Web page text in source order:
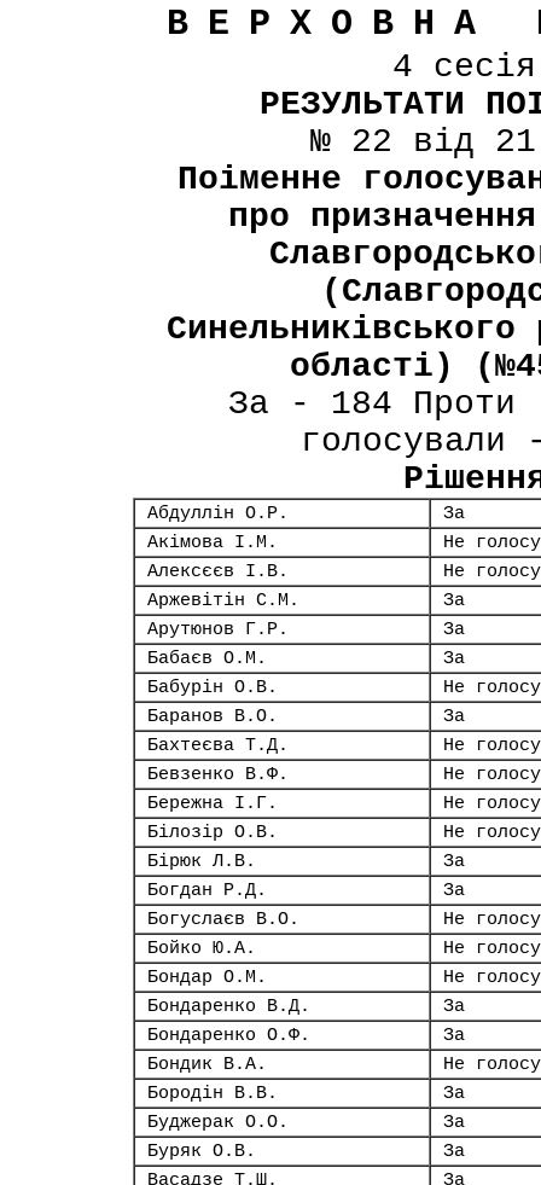
ВЕРХОВНА
4
РЕЗУЛЬТАТИ
№ 22 від
Поіменне
про
Синельниківського
області)
За - 184 Проти
Абдуллін О.Р.
За
Акімова І.М.
Не
Алексєєв І.В.
Не
Аржевітін С.М.
За
Арутюнов Г.Р.
За
Бабаєв О.М.
За
Бабурін О.В.
Не
Баранов В.О.
За
Бахтеєва Т.Д.
Не
Бевзенко В.Ф.
Не
Бережна І.Г.
Не
Білозір О.В.
Не
Бірюк Л.В.
За
Богдан Р.Д.
За
Богуслаєв В.О.
Не
Бойко Ю.А.
Не
Бондар О.М.
Не
Бондаренко В.Д.
За
Бондаренко О.Ф.
За
Бондик В.А.
Не
Бородін В.В.
За
Буджерак О.О.
За
Буряк О.В.
За
Васадзе Т.Ш.
За